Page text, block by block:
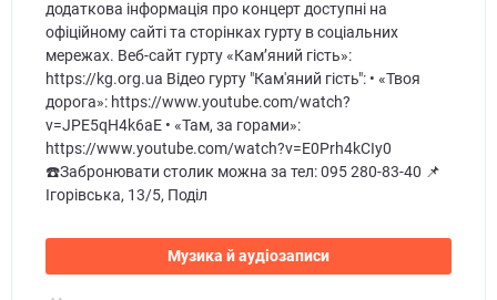
додаткова інформація про концерт доступні на
офіційному сайті та сторінках гурту в соціальних
мережах. Веб-сайт гурту «Кам’яний гість»:
https://kg.org.ua Відео гурту "Кам'яний гість": • «Твоя
дорога»: https://www.youtube.com/watch?
v=JPE5qH4k6aE • «Там, за горами»:
https://www.youtube.com/watch?v=E0Prh4kCIy0
☎️Забронювати столик можна за тел: 095 280-83-40 📌
Ігорівська, 13/5, Поділ
Музика й аудіозаписи